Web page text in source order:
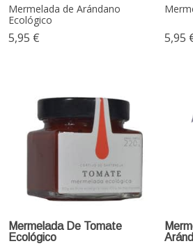
Mermelada de Arándano
Ecológico
5,95 € 5,95
Mermelada De Tomate
Ecológico